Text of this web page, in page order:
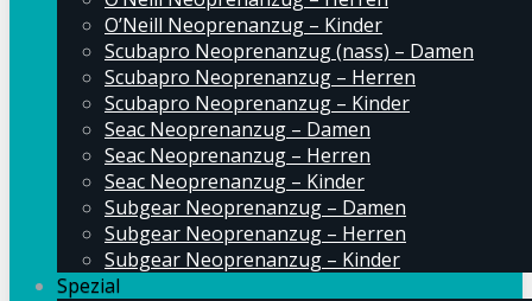
O’Neill Neoprenanzug – Kinder
Scubapro Neoprenanzug (nass) – Damen
Scubapro Neoprenanzug – Herren
Scubapro Neoprenanzug – Kinder
Seac Neoprenanzug – Damen
Seac Neoprenanzug – Herren
Seac Neoprenanzug – Kinder
Subgear Neoprenanzug – Damen
Subgear Neoprenanzug – Herren
Subgear Neoprenanzug – Kinder
Spezial